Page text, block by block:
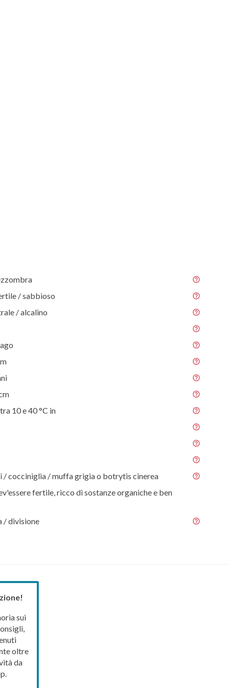
/ sabbioso
/ alcalino
10 e 40 °C in
/ cocciniglia / muffa grigia o botrytis cinerea
fertile, ricco di sostanze organiche e ben
/ divisione
sui
oltre
da